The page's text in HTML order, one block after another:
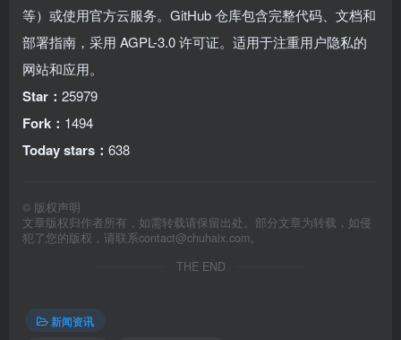
等）或使用官方云服务。GitHub 仓库包含完整代码、文档和
部署指南，采用 AGPL-3.0 许可证。适用于注重用户隐私的
网站和应用。
Star： 25979
Fork： 1494
Today stars： 638
© 版权声明
文章版权归作者所有，如需转载请保留出处。部分文章为转载，如侵
犯了您的版权，请联系contact@chuhaix.com。
THE END
新闻资讯